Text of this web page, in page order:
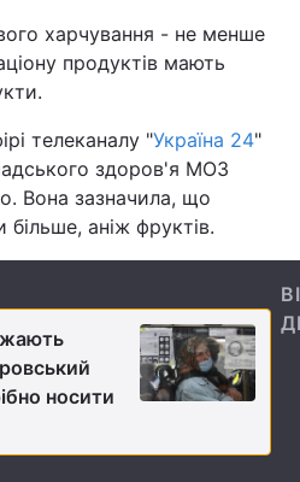
Війна
Світ
Наука
Інциденти
Туризм
харчування - не менше
продуктів мають
телеканалу "Україна 24"
здоров'я МОЗ
Вона зазначила, що
аніж фруктів.
носити